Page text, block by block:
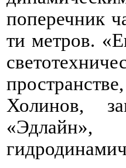
поперечник
ти метров.
Холинов,